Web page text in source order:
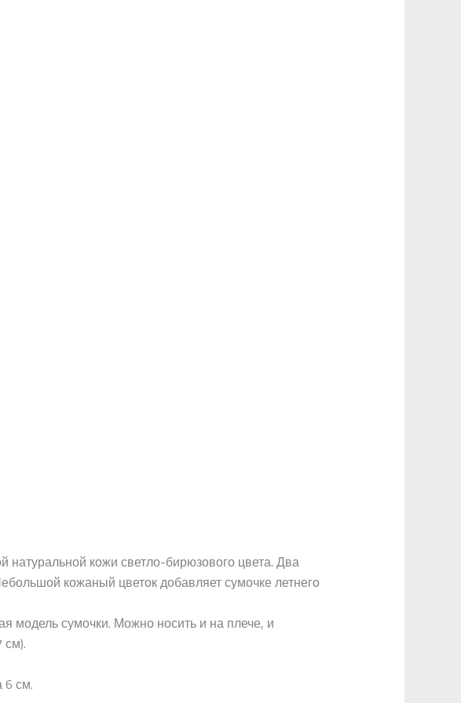
натуральной кожи светло-бирюзового цвета. Два
кожаный цветок добавляет сумочке летнего
модель сумочки. Можно носить и на плече, и
см).
6 см.